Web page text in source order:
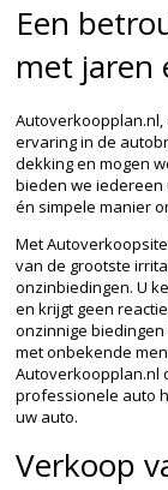
Een
met jaren
ervaring in de
dekking en mogen
bieden we iedereen
én simpele manier
Met
van de grootste
onzinbiedingen. U
en krijgt geen
onzinnige
met onbekende
Autoverkoopplan.nl
professionele auto
uw auto.
Verkoop